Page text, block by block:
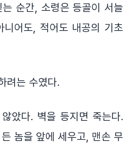
순간, 소령은 등골이 서늘
어도, 적어도 내공의 기초
려는 수였다.
았다. 벽을 등지면 죽는다.
놈을 앞에 세우고, 맨손 무